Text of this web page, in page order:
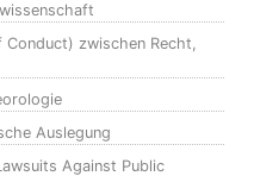
Conduct) zwischen Recht,
Auslegung
Against Public